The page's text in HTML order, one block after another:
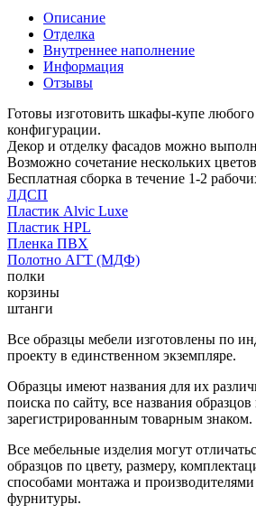
Описание
Отделка
Внутреннее наполнение
Информация
Отзывы
Готовы изготовить шкафы-купе любого
конфигурации.
Декор и отделку фасадов можно
Возможно сочетание нескольких
Бесплатная сборка в течение 1-2
ЛДСП
Пластик Alvic Luxe
Пластик HPL
Пленка ПВХ
Полотно АГТ (МДФ)
полки
корзины
штанги
Все образцы мебели изготовлены по
проекту в единственном экземпляре.
Образцы имеют названия для их
поиска по сайту, все названия
зарегистрированным товарным знаком.
Все мебельные изделия могут
образцов по цвету, размеру,
способами монтажа и
фурнитуры.